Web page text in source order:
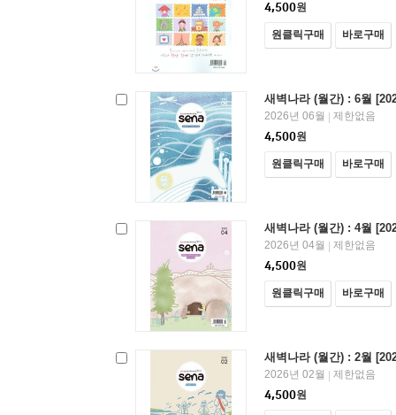
4,500원
원클릭구매 바로구매
새벽나라 (월간) : 6월
2026년 06월
제한없음
4,500원
원클릭구매 바로구매
새벽나라 (월간) : 4월
2026년 04월
제한없음
4,500원
원클릭구매 바로구매
새벽나라 (월간) : 2월
2026년 02월
제한없음
4,500원